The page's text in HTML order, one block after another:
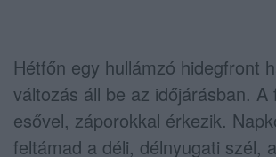
Hétfőn egy hullámzó hidegfront
változás áll be az időjárásban. A
esővel, záporokkal érkezik.
feltámad a déli, délnyugati szél,